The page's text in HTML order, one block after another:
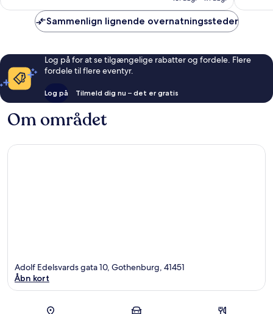
anmeldelser
Sammenlign lignende overnatningssteder
Log på for at se tilgængelige rabatter og fordele. Flere
fordele til flere eventyr.
Log på Tilmeld dig nu – det er gratis
Om området
Adolf Edelsvards gata 10, Gothenburg, 41451
Åbn kort